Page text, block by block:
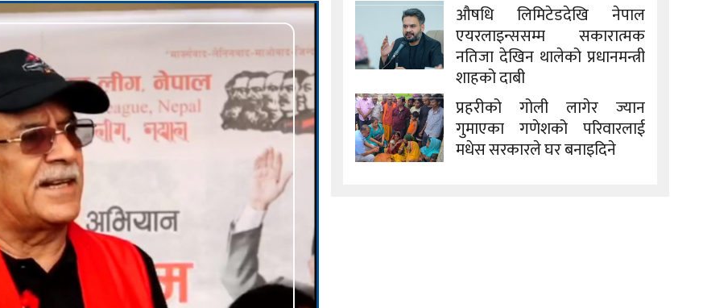
औषधि लिमिटेडदेखि नेपाल
एयरलाइन्ससम्म सकारात्मक
नतिजा देखिन थालेको प्रधानमन्त्री
शाहको दाबी
प्रहरीको गोली लागेर ज्यान
गुमाएका गणेशको परिवारलाई
मधेस सरकारले घर बनाइदिने